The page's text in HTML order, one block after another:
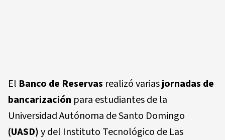
El Banco de Reservas realizó variasjornadas de
bancarización para estudiantes de la
Universidad Autónoma de Santo Domingo
(UASD)y del Instituto Tecnológico de Las